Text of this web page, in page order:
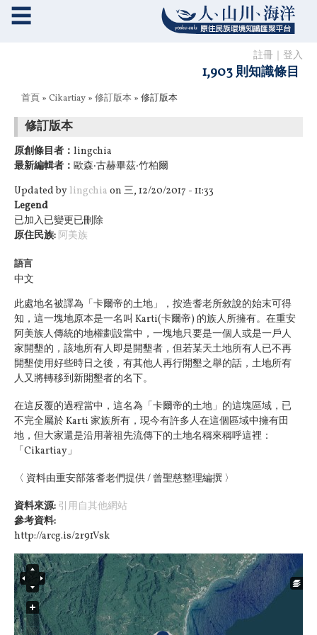
註冊 登入
1,903 則知識條目
☰
您在這裡
首頁 » Cikartiay » 修訂版本 » 修訂版本
修訂版本
原創條目者： lingchia
最新編輯者： 歐森‧古赫畢茲‧竹柏爾
Updated by lingchia on 三, 12/20/2017 - 11:33
Legend
已加入已變更已刪除
原住民族: 阿美族
語言
中文
此處地名被譯為「卡爾帝的土地」，按造耆老所敘說的始末可得
知，這一塊地原本是一名叫 Karti(卡爾帝) 的族人所擁有。在重安
阿美族人傳統的地權劃設當中，一塊地只要是一個人或是一戶人
家開墾的，該地所有人即是開墾者，但若某天土地所有人已不再
開墾使用好些時日之後，有其他人再行開墾之舉的話，土地所有
人又將轉移到新開墾者的名下。
在這反覆的過程當中，這名為「卡爾帝的土地」的這塊區域，已
不完全屬於 Karti 家族所有，現今有許多人在這個區域中擁有田
地，但大家還是沿用著祖先流傳下的土地名稱來稱呼這裡：
「Cikartiay」
〈 資料由重安部落耆老們提供 / 曾聖慈整理編撰 〉
資料來源: 引用自其他網站
參考資料:
http://arcg.is/2r91Vsk